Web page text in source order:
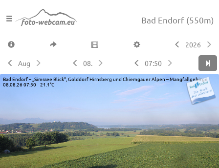
Bad Endorf (550m)
2026
Aug 08. 07:50
Bad Endorf – „Simssee Blick“, Golddorf Hirnsberg und Chiemgauer Alpen – Mangfallgebirge
08.08.26 07:50 21.1°C